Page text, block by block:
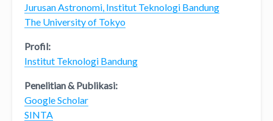
Jurusan Astronomi, Institut Teknologi Bandung
The University of Tokyo
Profil:
Institut Teknologi Bandung
Penelitian & Publikasi:
Google Scholar
SINTA